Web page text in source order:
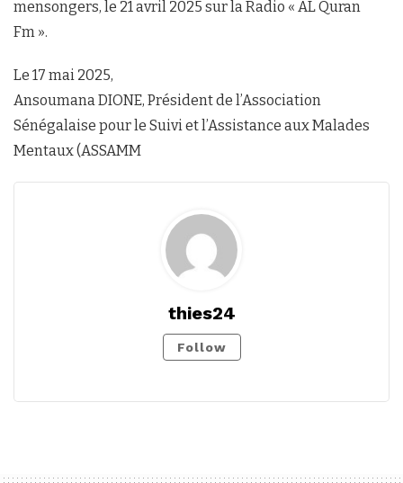
mensongers, le 21 avril 2025 sur la Radio « AL Quran
Fm ».
Le 17 mai 2025,
Ansoumana DIONE, Président de l’Association
Sénégalaise pour le Suivi et l’Assistance aux Malades
Mentaux (ASSAMM
thies24
Follow